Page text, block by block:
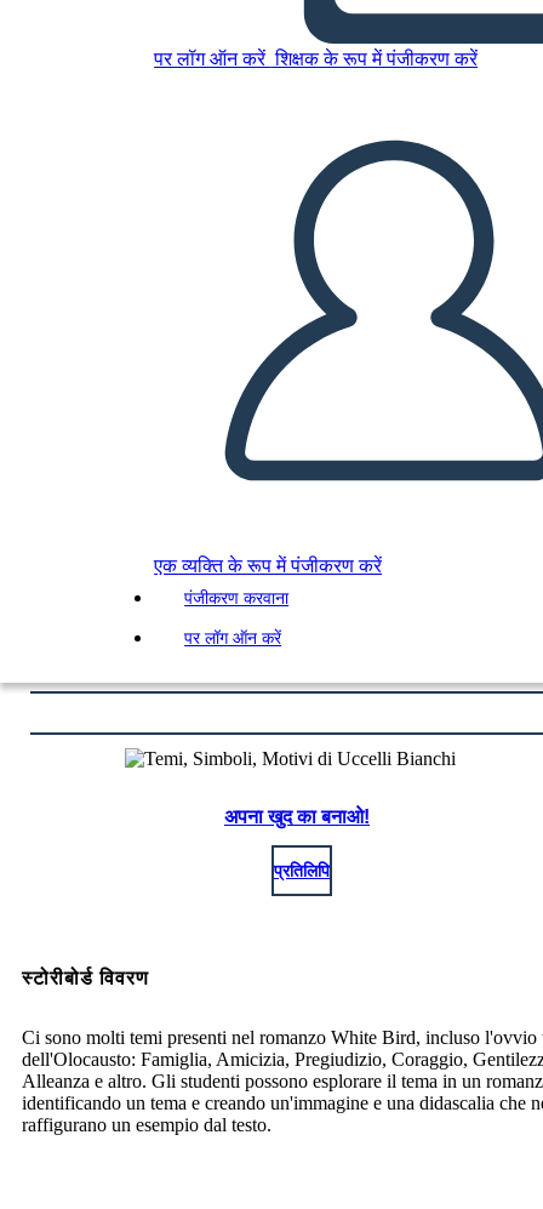
पर लॉग ऑन करें शिक्षक के रूप में पंजीकरण करें
एक व्यक्ति के रूप में पंजीकरण करें
पंजीकरण करवाना
पर लॉग ऑन करें
इस स्टोरीबोर्ड को कॉपी करें
मुझे पढ़कर सुनाओ
अपना खुद का बनाओ!
प्रतिलिपि
स्टोरीबोर्ड विवरण
Ci sono molti temi presenti nel romanzo White Bird, incluso l'ovvio
dell'Olocausto: Famiglia, Amicizia, Pregiudizio, Coraggio,
Alleanza e altro. Gli studenti possono esplorare il tema in un
identificando un tema e creando un'immagine e una didascalia che
raffigurano un esempio dal testo.